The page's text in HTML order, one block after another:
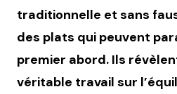
traditionnelle et sans
des plats qui peuvent
premier abord. Ils
véritable travail sur